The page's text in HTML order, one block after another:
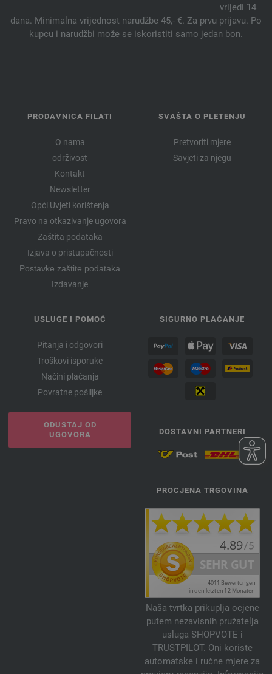
vrijedi 14
dana. Minimalna vrijednost narudžbe 45,- €. Za prvu prijavu. Po
kupcu i narudžbi može se iskoristiti samo jedan bon.
PRODAVNICA FILATI
O nama
održivost
Kontakt
Newsletter
Opći Uvjeti korištenja
Pravo na otkazivanje ugovora
Zaštita podataka
Izjava o pristupačnosti
Postavke zaštite podataka
Izdavanje
SVAŠTA O PLETENJU
Pretvoriti mjere
Savjeti za njegu
USLUGE I POMOĆ
Pitanja i odgovori
Troškovi isporuke
Načini plaćanja
Povratne pošiljke
ODUSTAJ OD
UGOVORA
SIGURNO PLAĆANJE
DOSTAVNI PARTNERI
PROCJENA TRGOVINA
Naša tvrtka prikuplja ocjene
putem nezavisnih pružatelja
usluga SHOPVOTE i
TRUSTPILOT. Oni koriste
automatske i ručne mjere za